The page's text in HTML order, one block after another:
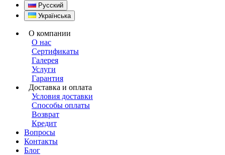
Русский
Українська
О компании
О нас
Сертификаты
Галерея
Услуги
Гарантия
Доставка и оплата
Условия доставки
Способы оплаты
Возврат
Кредит
Вопросы
Контакты
Блог